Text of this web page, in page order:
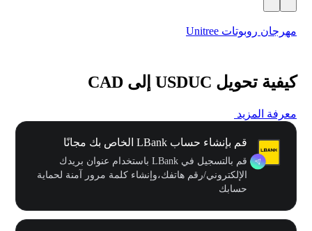
مهرجان روبوتات Unitree
كيفية تحويل USDUC إلى CAD
معرفة المزيد
قم بإنشاء حساب LBank الخاص بك مجانًا
قم بالتسجيل في LBank باستخدام عنوان بريدك
الإلكتروني/رقم هاتفك،وإنشاء كلمة مرور آمنة لحماية
حسابك